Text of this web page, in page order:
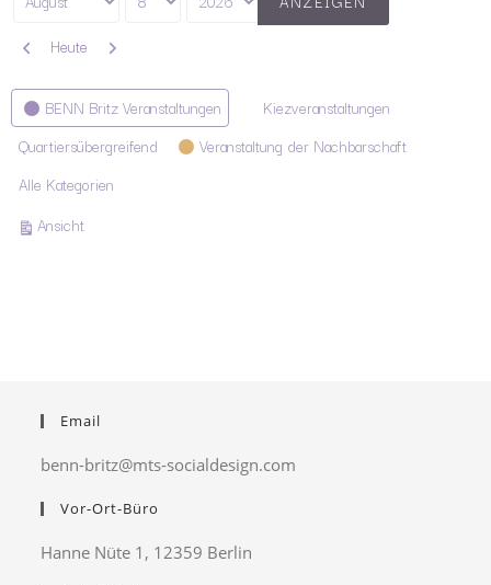
Monat
Tag
Jahr
Zurück
Heute Weiter
Kategorien
BENN Britz Veranstaltungen
Kiezveranstaltungen
Quartiersübergreifend
Veranstaltung der Nachbarschaft
Alle Kategorien
Ansichtausdrucken
Email
benn-britz@mts-socialdesign.com
Vor-Ort-Büro
Hanne Nüte 1, 12359 Berlin